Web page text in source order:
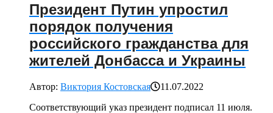
Президент Путин упростил
порядок получения
российского гражданства для
жителей Донбасса и Украины
Автор: Виктория Костовская
11.07.2022
Соответствующий указ президент подписал 11 июля.